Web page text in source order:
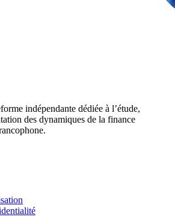
indépendante dédiée à l’étude,
des dynamiques de la finance